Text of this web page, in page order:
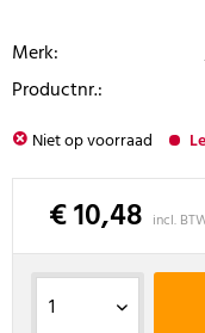
Merk:
Productnr.:
Niet op voorraad
€ 10,48 incl.